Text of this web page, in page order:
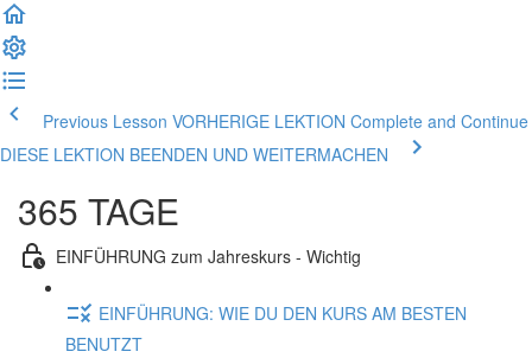
Previous Lesson VORHERIGE LEKTION Complete and Continue
DIESE LEKTION BEENDEN UND WEITERMACHEN
365 TAGE
EINFÜHRUNG zum Jahreskurs - Wichtig
EINFÜHRUNG: WIE DU DEN KURS AM BESTEN
BENUTZT